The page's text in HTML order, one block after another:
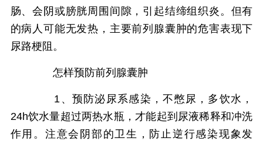
肠、会阴或膀胱周围间隙，引起结缔组织炎。但有
的病人可能无发热，主要前列腺囊肿的危害表现下
尿路梗阻。
怎样预防前列腺囊肿
1、预防泌尿系感染，不憋尿，多饮水，
24h饮水量超过两热水瓶，才能起到尿液稀释和冲洗
作用。注意会阴部的卫生，防止逆行感染现象发